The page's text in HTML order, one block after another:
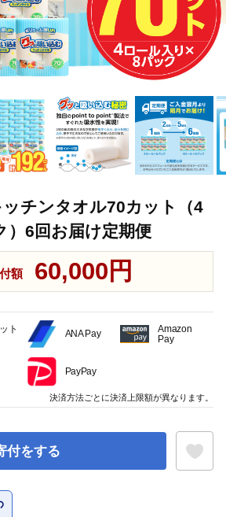
ッチンタオル70カット（4
）6回お届け定期便
額 60,000円
付をする
ト
ANA Pay
Amazon
Pay
PayPay
決済方法ごとに決済上限額が異なります。